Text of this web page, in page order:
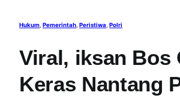
Hukum Pemerintah Peristiwa Polri
Viral, iksan Bos
Keras Nantang